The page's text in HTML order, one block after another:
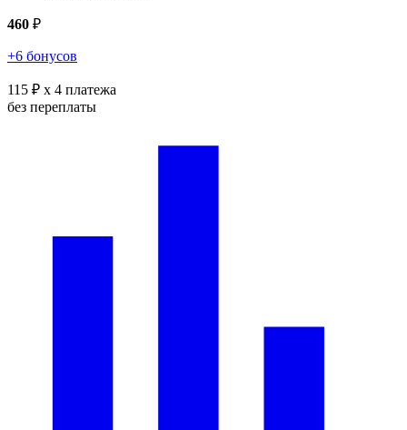
460 ₽
+6 бонусов
115 ₽ x 4 платежа
без переплаты